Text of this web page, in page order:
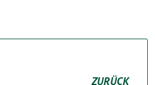
ZURÜCK